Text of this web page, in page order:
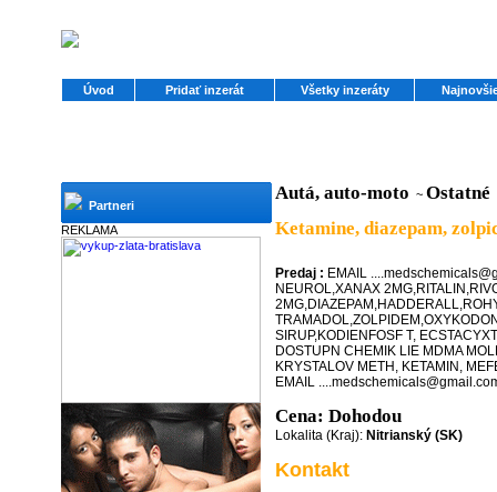
Úvod Pridať inzerát Všetky inzeráty
Partneri
REKLAMA
Autá, auto-moto ~ Ostatné
Ketamine, diazepam,
Predaj : EMAIL
NEUROL,XANAX
SIRUP,KODIENFOSF T,
DOSTUPN CHEMIK LIE MDMA
KRYSTALOV METH, KETAMIN,
EMAIL
Cena: Dohodou
Lokalita (Kraj): Nitrianský (SK)
Kontakt